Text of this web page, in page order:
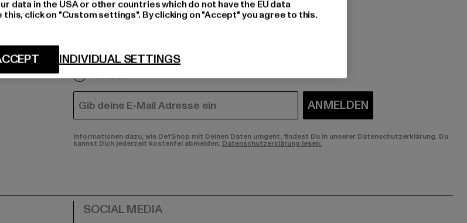
MÄNNER
FRAUEN
E-MAIL ANMELDEN
Informationen dazu, wie DefShop mit Deinen Daten umgeht, findest Du in unserer Datenschutzerklärung. Du
kannst Dich jederzeit kostenfei abmelden. Datenschutzerklärung lesen.
data in the USA or other countries which do not have the EU data
click on "Custom settings". By clicking on "Accept" you agree to this.
INDIVIDUAL SETTINGS